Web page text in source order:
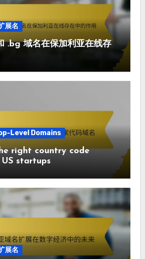
展名
.bg 域名在保加利亚在线存
Level Domains
right country code
startups
展名